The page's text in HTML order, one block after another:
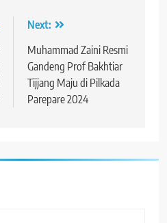
Next:
Muhammad Zaini Resmi
Gandeng Prof Bakhtiar
Tijjang Maju di Pilkada
Parepare 2024